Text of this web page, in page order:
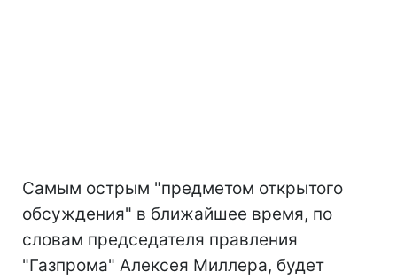
Самым острым "предметом открытого
обсуждения" в ближайшее время, по
словам председателя правления
"Газпрома" Алексея Миллера, будет